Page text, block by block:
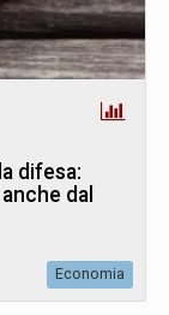
difesa:
dal
Economia